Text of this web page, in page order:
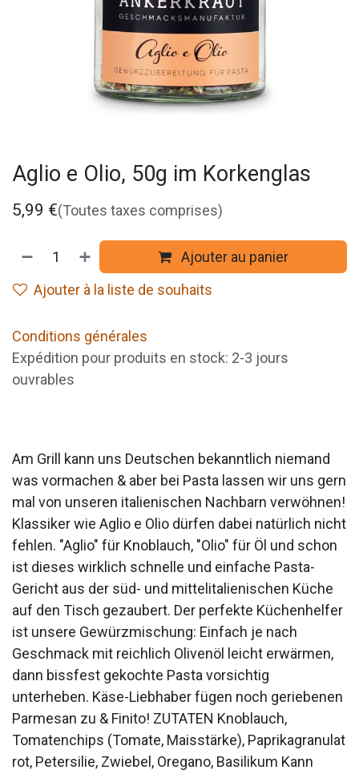
Aglio e Olio, 50g im Korkenglas
5,99 €(Toutes taxes comprises)
Ajouter au panier
Ajouter à la liste de souhaits
Conditions générales
Expédition pour produits en stock: 2-3 jours
ouvrables
Am Grill kann uns Deutschen bekanntlich niemand
was vormachen & aber bei Pasta lassen wir uns gern
mal von unseren italienischen Nachbarn verwöhnen!
Klassiker wie Aglio e Olio dürfen dabei natürlich nicht
fehlen. "Aglio" für Knoblauch, "Olio" für Öl und schon
ist dieses wirklich schnelle und einfache Pasta-
Gericht aus der süd- und mittelitalienischen Küche
auf den Tisch gezaubert. Der perfekte Küchenhelfer
ist unsere Gewürzmischung: Einfach je nach
Geschmack mit reichlich Olivenöl leicht erwärmen,
dann bissfest gekochte Pasta vorsichtig
unterheben. Käse-Liebhaber fügen noch geriebenen
Parmesan zu & Finito! ZUTATEN Knoblauch,
Tomatenchips (Tomate, Maisstärke), Paprikagranulat
rot, Petersilie, Zwiebel, Oregano, Basilikum Kann